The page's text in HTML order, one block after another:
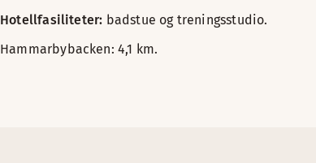
Hotellfasiliteter: badstue og treningsstudio.
Hammarbybacken: 4,1 km.